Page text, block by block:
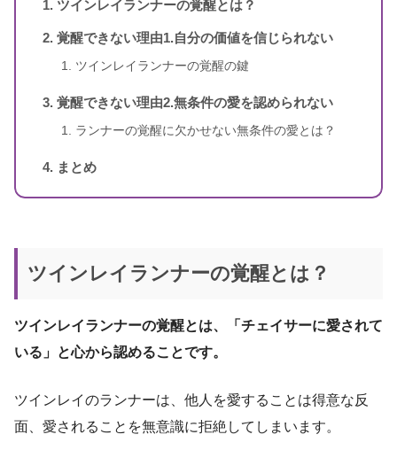
スピリカ （自己紹介はこちら）
ツインレイランナーの覚醒とは？
覚醒できない理由1.自分の価値を信じられない
ツインレイランナーの覚醒の鍵
覚醒できない理由2.無条件の愛を認められない
ランナーの覚醒に欠かせない無条件の愛とは？
まとめ
ツインレイランナーの覚醒とは？
ツインレイランナーの覚醒とは、「チェイサーに愛されて
いる」と心から認めることです。
ツインレイのランナーは、他人を愛することは得意な反
面、愛されることを無意識に拒絶してしまいます。